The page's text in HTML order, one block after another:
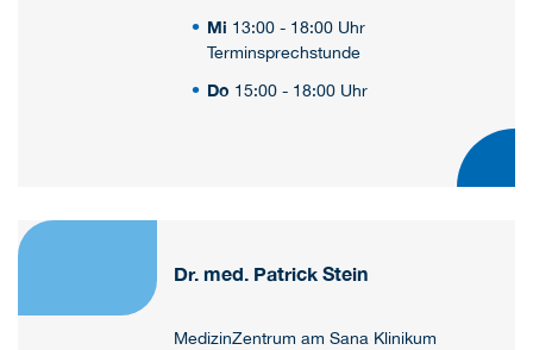
Mi 13:00 - 18:00 Uhr
Terminsprechstunde
Do 15:00 - 18:00 Uhr
Dr. med. Patrick Stein
MedizinZentrum am Sana Klinikum